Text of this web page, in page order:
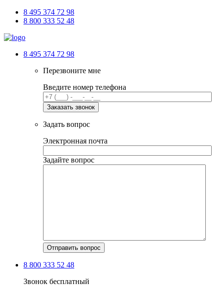
8 495 374 72 98
8 800 333 52 48
8 495 374 72 98
Перезвоните мне
Введите номер телефона
Задать вопрос
Электронная почта
Задайте вопрос
8 800 333 52 48
Звонок бесплатный